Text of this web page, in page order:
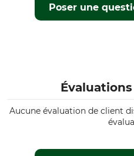
Rail de guidagePoser une
Aucune évaluation de client